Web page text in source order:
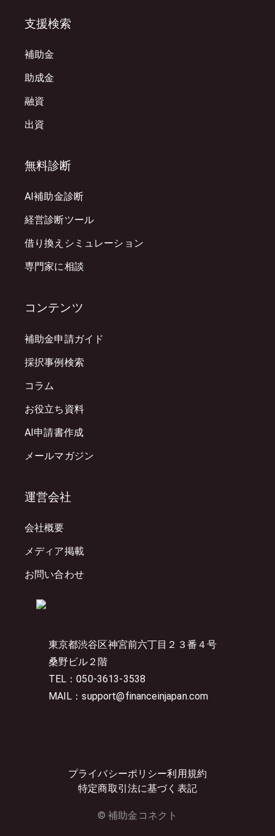
東京都渋谷区神宮前六丁目２３番４号
桑野ビル２階
TEL：050-3613-3538
MAIL：support@financeinjapan.com
プライバシーポリシー利用規約
特定商取引法に基づく表記
© 補助金コネクト
支援検索
補助金
助成金
融資
出資
無料診断
AI補助金診断
経営診断ツール
借り換えシミュレーション
専門家に相談
コンテンツ
補助金申請ガイド
採択事例検索
コラム
お役立ち資料
AI申請書作成
メールマガジン
運営会社
会社概要
メディア掲載
お問い合わせ